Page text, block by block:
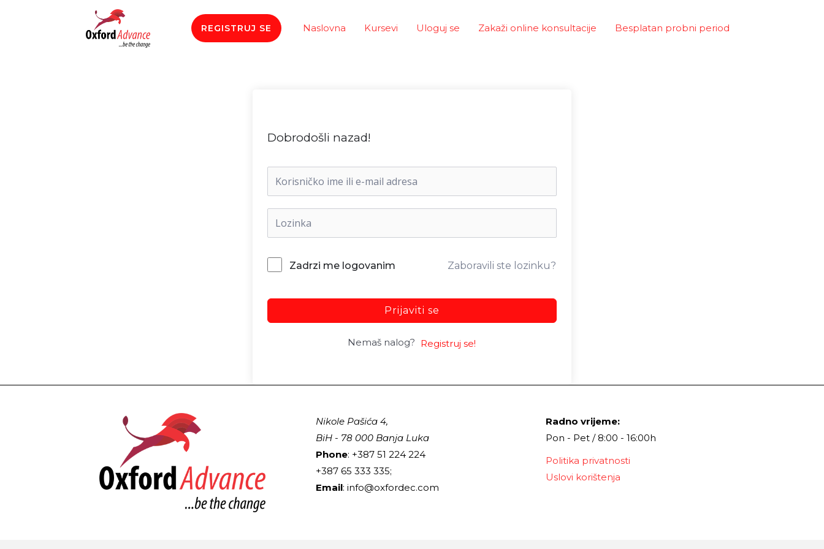
REGISTRUJ SE Naslovna Kursevi Uloguj se Zakaži online konsultacije Besplatan probni period
Dobrodošli nazad!
Zadrzi me logovanim Zaboravili ste lozinku?
Prijaviti se
Nemaš nalog? Registruj se!
Nikole Pašića 4,
BiH - 78 000 Banja Luka
Phone: +387 51 224 224
+387 65 333 335;
Email: info@oxfordec.com
Radno vrijeme:
Pon - Pet / 8:00 - 16:00h
Politika privatnosti
Uslovi korištenja